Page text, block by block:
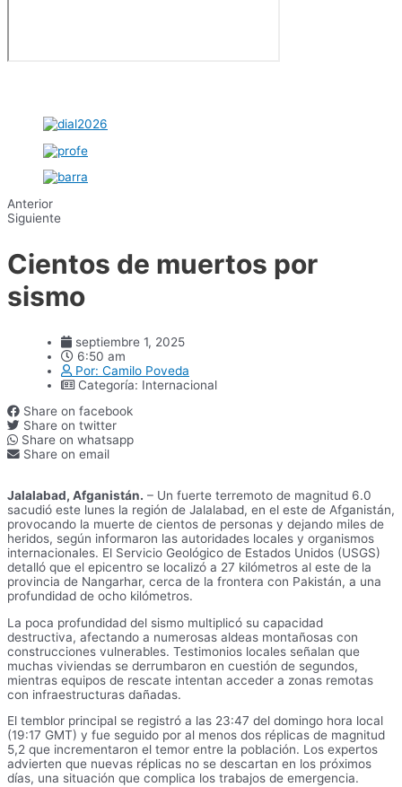
Anterior
Siguiente
Cientos de muertos por
sismo
septiembre 1, 2025
6:50 am
Por: Camilo Poveda
Categoría: Internacional
Share on facebook
Share on twitter
Share on whatsapp
Share on email
Jalalabad, Afganistán. – Un fuerte terremoto de magnitud 6.0
sacudió este lunes la región de Jalalabad, en el este de Afganistán,
provocando la muerte de cientos de personas y dejando miles de
heridos, según informaron las autoridades locales y organismos
internacionales. El Servicio Geológico de Estados Unidos (USGS)
detalló que el epicentro se localizó a 27 kilómetros al este de la
provincia de Nangarhar, cerca de la frontera con Pakistán, a una
profundidad de ocho kilómetros.
La poca profundidad del sismo multiplicó su capacidad
destructiva, afectando a numerosas aldeas montañosas con
construcciones vulnerables. Testimonios locales señalan que
muchas viviendas se derrumbaron en cuestión de segundos,
mientras equipos de rescate intentan acceder a zonas remotas
con infraestructuras dañadas.
El temblor principal se registró a las 23:47 del domingo hora local
(19:17 GMT) y fue seguido por al menos dos réplicas de magnitud
5,2 que incrementaron el temor entre la población. Los expertos
advierten que nuevas réplicas no se descartan en los próximos
días, una situación que complica los trabajos de emergencia.